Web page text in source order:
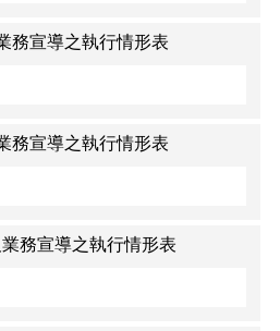
務宣導之執行情形表
務宣導之執行情形表
務宣導之執行情形表